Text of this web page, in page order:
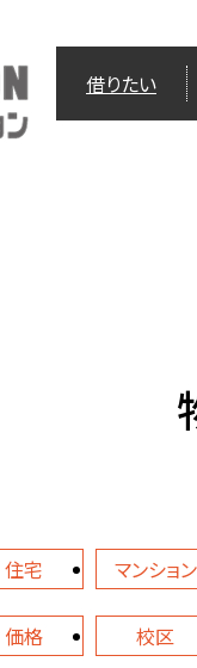
借りたい
住宅 マンション
価格 校区